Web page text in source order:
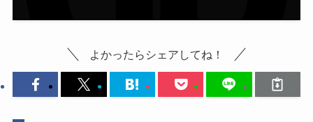
よかったらシェアしてね！